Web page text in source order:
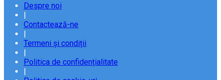
Despre noi
|
Contactează-ne
|
Termeni și condiții
|
Politica de confidențialitate
|